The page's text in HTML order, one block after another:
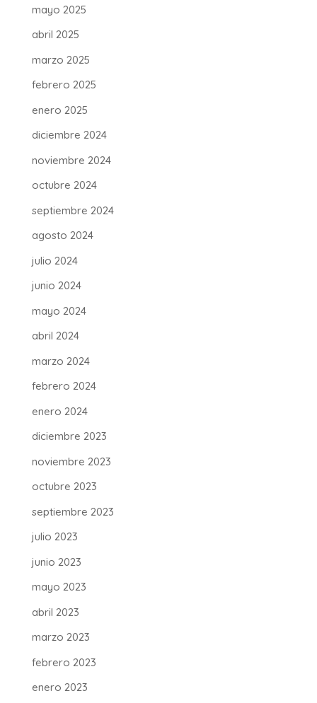
mayo 2025
abril 2025
marzo 2025
febrero 2025
enero 2025
diciembre 2024
noviembre 2024
octubre 2024
septiembre 2024
agosto 2024
julio 2024
junio 2024
mayo 2024
abril 2024
marzo 2024
febrero 2024
enero 2024
diciembre 2023
noviembre 2023
octubre 2023
septiembre 2023
julio 2023
junio 2023
mayo 2023
abril 2023
marzo 2023
febrero 2023
enero 2023